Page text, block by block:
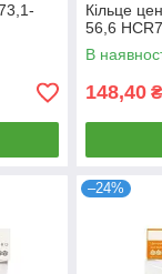
Кільце
56,6
В
148,40 ₴
–24%